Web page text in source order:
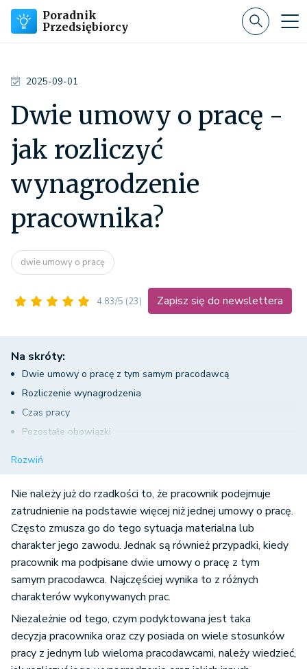
Poradnik
Przedsiębiorcy
2025-09-01
Dwie umowy o pracę -
jak rozliczyć
wynagrodzenie
pracownika?
dwie umowy o pracę
4.83/5 (23) Zapisz się do newslettera
Na skróty:
Dwie umowy o pracę z tym samym pracodawcą
Rozliczenie wynagrodzenia
Czas pracy
Pozostałe obowiązki
Czas pracy i urlop wypoczynkowy
Rozwiń
Nie należy już do rzadkości to, że pracownik podejmuje
zatrudnienie na podstawie więcej niż jednej umowy o pracę.
Często zmusza go do tego sytuacja materialna lub
charakter jego zawodu. Jednak są również przypadki, kiedy
pracownik ma podpisane dwie umowy o pracę z tym
samym pracodawca. Najczęściej wynika to z różnych
charakterów wykonywanych prac.
Niezależnie od tego, czym podyktowana jest taka
decyzja pracownika oraz czy posiada on wiele stosunków
pracy z jednym lub wieloma pracodawcami, należy wiedzieć,